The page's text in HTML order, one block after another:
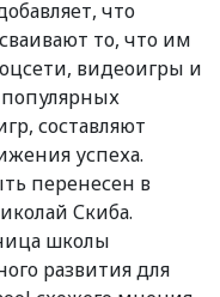
что
то, что им
видеоигры и
составляют
успеха.
перенесен в
Скиба.
школы
развития для